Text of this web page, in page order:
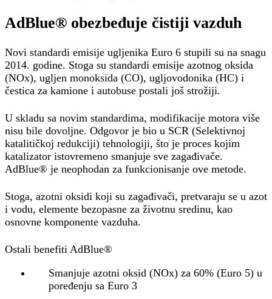
AdBlue® obezbeđuje čistiji vazduh
Novi standardi emisije ugljenika Euro 6 stupili su na snagu
2014. godine. Stoga su standardi emisije azotnog oksida
(NOx), ugljen monoksida (CO), ugljovodonika (HC) i
čestica za kamione i autobuse postali još strožiji.
U skladu sa novim standardima, modifikacije motora više
nisu bile dovoljne. Odgovor je bio u SCR (Selektivnoj
katalitičkoj redukciji) tehnologiji, što je proces kojim
katalizator istovremeno smanjuje sve zagađivače.
AdBlue® je neophodan za funkcionisanje ove metode.
Stoga, azotni oksidi koji su zagađivači, pretvaraju se u azot
i vodu, elemente bezopasne za životnu sredinu, kao
osnovne komponente vazduha.
Ostali benefiti AdBlue®
Smanjuje azotni oksid (NOx) za 60% (Euro 5) u
poređenju sa Euro 3